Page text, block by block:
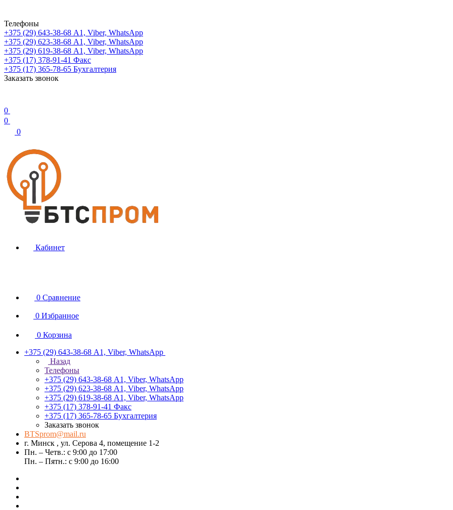
Телефоны
+375 (29) 643-38-68 А1, Viber, WhatsApp
+375 (29) 623-38-68 А1, Viber, WhatsApp
+375 (29) 619-38-68 А1, Viber, WhatsApp
+375 (17) 378-91-41 Факс
+375 (17) 365-78-65 Бухгалтерия
Заказать звонок
0
0
0
Кабинет
0 Сравнение
0 Избранное
0 Корзина
+375 (29) 643-38-68 А1, Viber, WhatsApp
Назад
Телефоны
+375 (29) 643-38-68 А1, Viber, WhatsApp
+375 (29) 623-38-68 А1, Viber, WhatsApp
+375 (29) 619-38-68 А1, Viber, WhatsApp
+375 (17) 378-91-41 Факс
+375 (17) 365-78-65 Бухгалтерия
Заказать звонок
BTSprom@mail.ru
г. Минск , ул. Серова 4, помещение 1-2
Пн. – Четв.: с 9:00 до 17:00
Пн. – Пятн.: с 9:00 до 16:00